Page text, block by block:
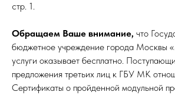
стр. 1.
Обращаем Ваше внимание, что
бюджетное учреждение города Москвы
услуги оказывает бесплатно.
предложения третьих лиц к ГБУ МК
Сертификаты о пройденной модульной